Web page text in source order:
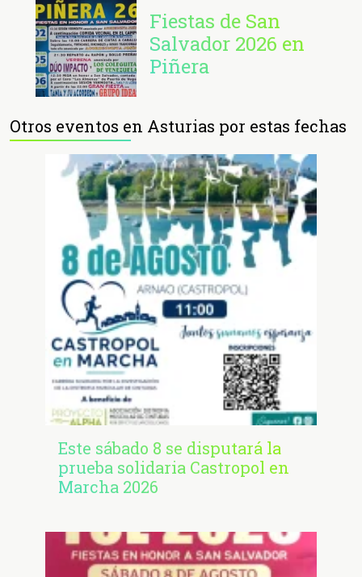
Fiestas de San
Salvador 2026 en
Piñera
Otros eventos en Asturias por estas fechas
Este sábado 8 se disputará la
prueba solidaria Castropol en
Marcha 2026